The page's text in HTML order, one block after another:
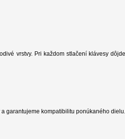
vrstvy. Pri každom stlačení klávesy
garantujeme kompatibilitu ponúkaného dielu.